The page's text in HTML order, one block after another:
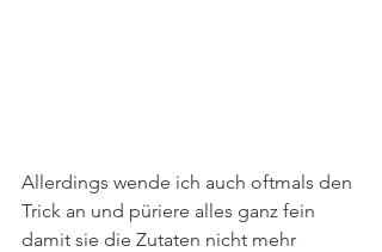
Allerdings wende ich auch oftmals den
Trick an und püriere alles ganz fein
damit sie die Zutaten nicht mehr